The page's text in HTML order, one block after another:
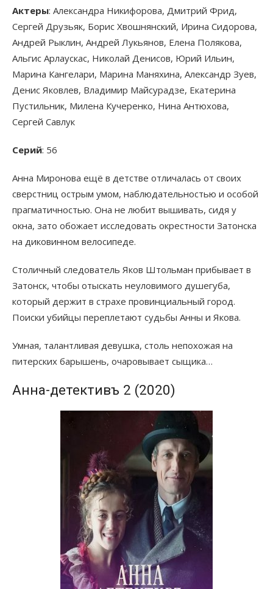
Актеры: Александра Никифорова, Дмитрий Фрид,
Сергей Друзьяк, Борис Хвошнянский, Ирина Сидорова,
Андрей Рыклин, Андрей Лукьянов, Елена Полякова,
Альгис Арлаускас, Николай Денисов, Юрий Ильин,
Марина Кангелари, Марина Маняхина, Александр Зуев,
Денис Яковлев, Владимир Майсурадзе, Екатерина
Пустильник, Милена Кучеренко, Нина Антюхова,
Сергей Савлук
Серий: 56
Анна Миронова ещё в детстве отличалась от своих
сверстниц острым умом, наблюдательностью и особой
прагматичностью. Она не любит вышивать, сидя у
окна, зато обожает исследовать окрестности Затонска
на диковинном велосипеде.
Столичный следователь Яков Штольман прибывает в
Затонск, чтобы отыскать неуловимого душегуба,
который держит в страхе провинциальный город.
Поиски убийцы переплетают судьбы Анны и Якова.
Умная, талантливая девушка, столь непохожая на
питерских барышень, очаровывает сыщика…
Анна-детективъ 2 (2020)